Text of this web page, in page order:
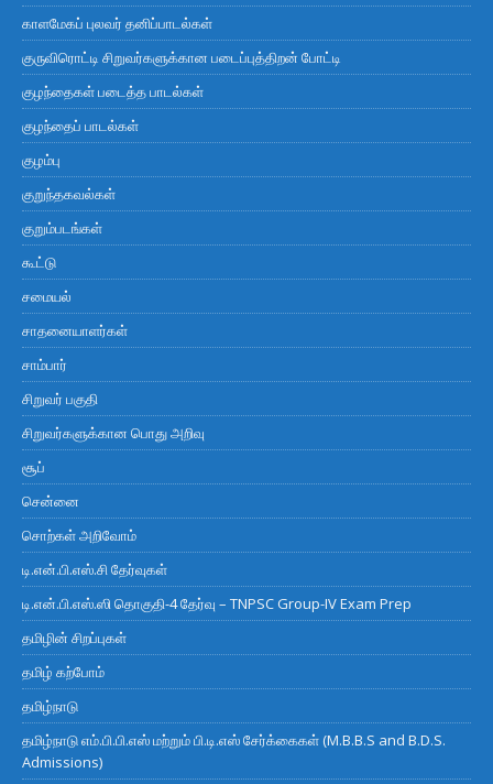
காளமேகப் புலவர் தனிப்பாடல்கள்
குருவிரொட்டி சிறுவர்களுக்கான படைப்புத்திறன் போட்டி
குழந்தைகள் படைத்த பாடல்கள்
குழந்தைப் பாடல்கள்
குழம்பு
குறுந்தகவல்கள்
குறும்படங்கள்
கூட்டு
சமையல்
சாதனையாளர்கள்
சாம்பார்
சிறுவர் பகுதி
சிறுவர்களுக்கான பொது அறிவு
சூப்
சென்னை
சொற்கள் அறிவோம்
டி.என்.பி.எஸ்.சி தேர்வுகள்
டி.என்.பி.எஸ்.ஸி தொகுதி-4 தேர்வு – TNPSC Group-IV Exam Prep
தமிழின் சிறப்புகள்
தமிழ் கற்போம்
தமிழ்நாடு
தமிழ்நாடு எம்.பி.பி.எஸ் மற்றும் பி.டி.எஸ் சேர்க்கைகள் (M.B.B.S and B.D.S.
Admissions)